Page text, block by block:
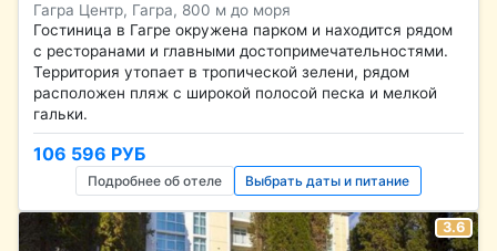
Гагра Центр, Гагра, 800 м до моря
Гостиница в Гагре окружена парком и находится рядом
с ресторанами и главными достопримечательностями.
Территория утопает в тропической зелени, рядом
расположен пляж с широкой полосой песка и мелкой
гальки.
106 596 РУБ
Подробнее об отеле Выбрать даты и питание
3.6